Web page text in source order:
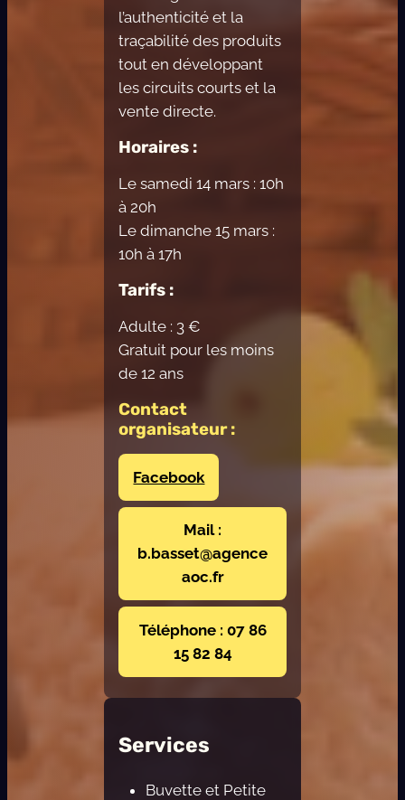
l’authenticité et la
traçabilité des produits
tout en développant
les circuits courts et la
vente directe.
Horaires :
Le samedi 14 mars : 10h
à 20h
Le dimanche 15 mars :
10h à 17h
Tarifs :
Adulte : 3 €
Gratuit pour les moins
de 12 ans
Contact
organisateur :
Facebook
Mail :
b.basset@agence
aoc.fr
Téléphone : 07 86
15 82 84
Services
Buvette et Petite